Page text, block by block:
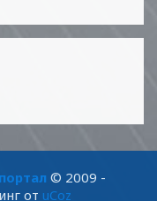
© 2009 -
от uCoz